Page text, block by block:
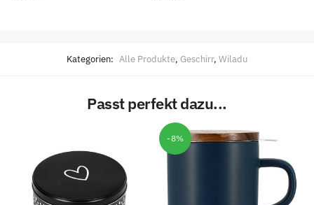
Kategorien: Alle Produkte, Geschirr, Wiladu
Passt perfekt dazu...
-8%